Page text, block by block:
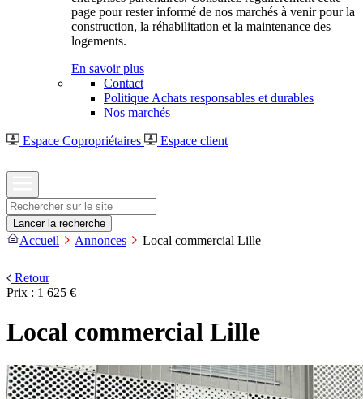
page pour rester informé de nos marchés à venir pour la
construction, la réhabilitation et la maintenance des
logements.
En savoir plus
Contact
Politique Achats responsables et durables
Nos marchés
Espace Copropriétaires Espace client
Rechercher
Lancer la recherche
Accueil Annonces Local commercial Lille
Retour
Prix : 1 625 €
Local commercial Lille